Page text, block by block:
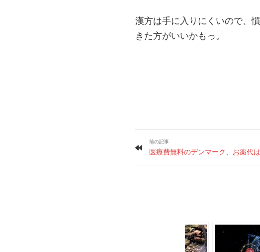
漢方は手に入りにくいので、
きた方がいいかもっ。
前の記事
医療費無料のデンマーク、お薬代